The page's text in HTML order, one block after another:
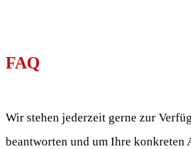
FAQ
Wir stehen jederzeit gerne zur
beantworten und um Ihre konkreten